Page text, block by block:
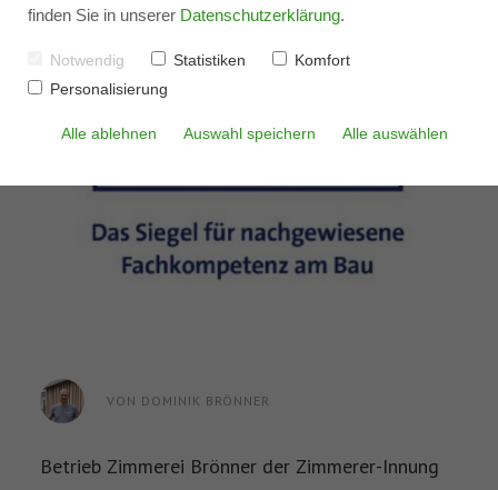
Komplettsanierung
Aufstockungen
VON DOMINIK BRÖNNER
Betrieb Zimmerei Brönner der Zimmerer-Innung
finden Sie in unserer Datenschutzerklärung.
Notwendig Statistiken
Komfort
Personalisierung
Alle ablehnen Auswahl speichern Alle auswählen